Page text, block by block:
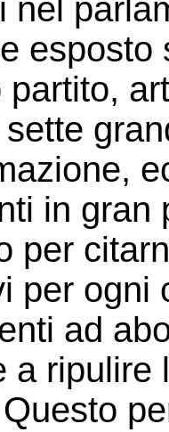
nel
in gran
per
per ogni
ad
a